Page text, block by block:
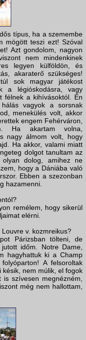
típus, ha a szemembe
mögött teszi ezt! Szóval
Azt gondolom, nagyon
nem mindenkinek
legyen külföldön, és
akaraterő szükséges!
sok magyar játékost
a légióskodásra, vagy
félnek a kihívásoktól. Én
vagyok a sorsnak
menekülés volt, akkor
engem Fehérváron,
Ha akartam volna,
nagy álmom volt, hogy
Ha akkor, valami miatt
dolgot tanultam az
dolog, amihez ne
hogy a Dániába való
Ebben a szezonban
hazamenni.
remélem, hogy sikerül
elérni.
v. kozmreikus?
Párizsban tölteni, de
időm. Notre Dame,
hagyhattuk ki a Champ
A felsoroltak
nem múlik, el fogok
szívesen megnézném,
még nem hallottam,